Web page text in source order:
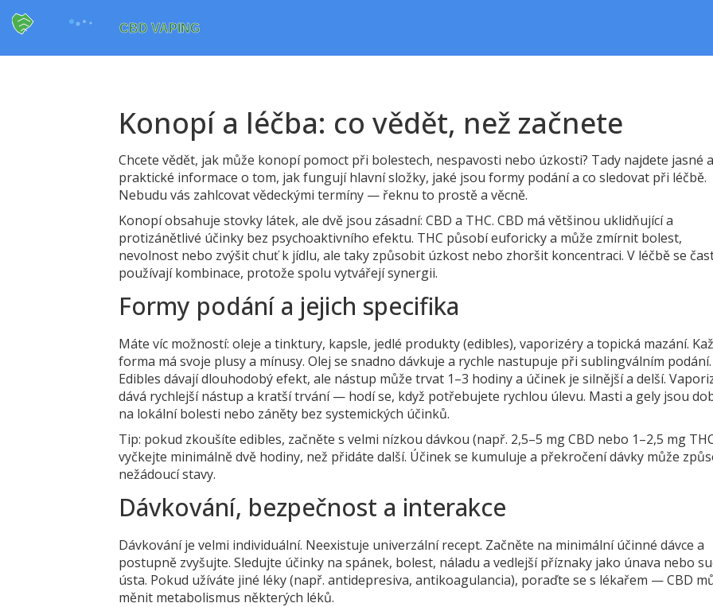
Konopí a léčba: co vědět, než začnete
Chcete vědět, jak může konopí pomoct při bolestech, nespavosti nebo úzkosti? Tady najdete jasné
praktické informace o tom, jak fungují hlavní složky, jaké jsou formy podání a co sledovat při léčbě.
Nebudu vás zahlcovat vědeckými termíny — řeknu to prostě a věcně.
Konopí obsahuje stovky látek, ale dvě jsou zásadní: CBD a THC. CBD má většinou uklidňující a
protizánětlivé účinky bez psychoaktivního efektu. THC působí euforicky a může zmírnit bolest,
nevolnost nebo zvýšit chuť k jídlu, ale taky způsobit úzkost nebo zhoršit koncentraci. V léčbě se
používají kombinace, protože spolu vytvářejí synergii.
Formy podání a jejich specifika
Máte víc možností: oleje a tinktury, kapsle, jedlé produkty (edibles), vaporizéry a topická mazání.
forma má svoje plusy a mínusy. Olej se snadno dávkuje a rychle nastupuje při sublingválním podání.
Edibles dávají dlouhodobý efekt, ale nástup může trvat 1–3 hodiny a účinek je silnější a delší.
dává rychlejší nástup a kratší trvání — hodí se, když potřebujete rychlou úlevu. Masti a gely jsou
na lokální bolesti nebo záněty bez systemických účinků.
Tip: pokud zkoušíte edibles, začněte s velmi nízkou dávkou (např. 2,5–5 mg CBD nebo 1–2,5 mg
vyčkejte minimálně dvě hodiny, než přidáte další. Účinek se kumuluje a překročení dávky může
nežádoucí stavy.
Dávkování, bezpečnost a interakce
Dávkování je velmi individuální. Neexistuje univerzální recept. Začněte na minimální účinné dávce a
postupně zvyšujte. Sledujte účinky na spánek, bolest, náladu a vedlejší příznaky jako únava nebo
ústa. Pokud užíváte jiné léky (např. antidepresiva, antikoagulancia), poraďte se s lékařem — CBD
měnit metabolismus některých léků.